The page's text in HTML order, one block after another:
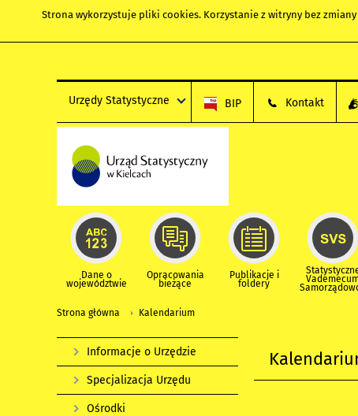
Strona wykorzystuje pliki cookies. Korzystanie z witryny bez
Urzędy Statystyczne BIP Kontakt
Dane o
województwie
Opracowania
bieżące
Publikacje i
foldery
Strona główna Kalendarium
Informacje o Urzędzie
Specjalizacja Urzędu
Ośrodki